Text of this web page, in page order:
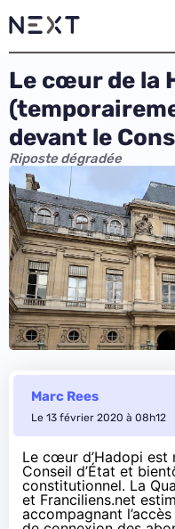
Le cœur de la
devant le
Riposte dégradée
Marc Rees
Le 13 février 2020 à 08h12
Le cœur d’Hadopi est
Conseil d’État et
constitutionnel. La
et Franciliens.net
accompagnant